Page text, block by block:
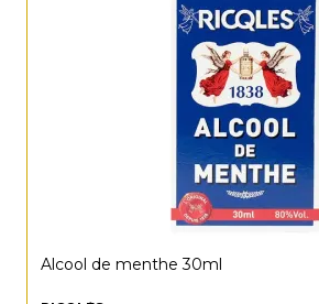
Alcool de menthe 30ml